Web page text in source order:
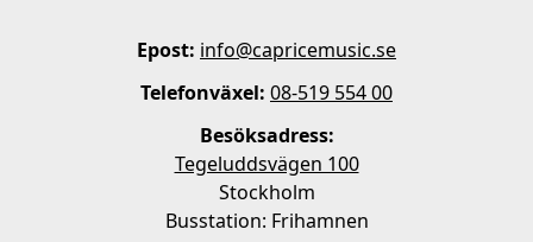
Epost: info@capricemusic.se
Telefonväxel: 08-519 554 00
Besöksadress:
Tegeluddsvägen 100
Stockholm
Busstation: Frihamnen